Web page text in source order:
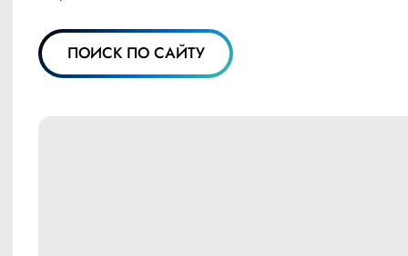
ПОИСК ПО САЙТУ